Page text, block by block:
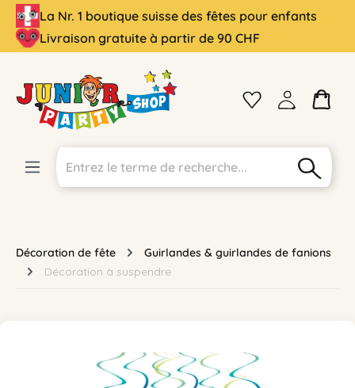
principal
La Nr. 1 boutique suisse des fêtes pour enfants
Livraison gratuite à partir de 90 CHF
Décoration de fête
Guirlandes & guirlandes de fanions
Décoration à suspendre
Ignorer la galerie d'images